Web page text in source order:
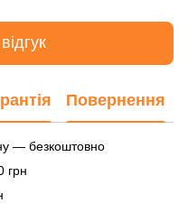
Повернення
— безкоштовно
грн